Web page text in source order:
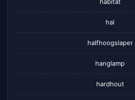
habitat
hal
halfhoogslaper
hanglamp
hardhout